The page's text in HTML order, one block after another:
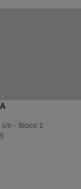
s/n - Bloco 2